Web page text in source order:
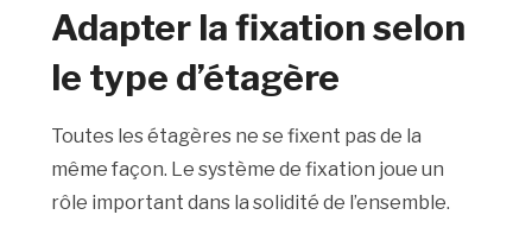
Adapter la fixation selon
le type d’étagère
Toutes les étagères ne se fixent pas de la
même façon. Le système de fixation joue un
rôle important dans la solidité de l’ensemble.